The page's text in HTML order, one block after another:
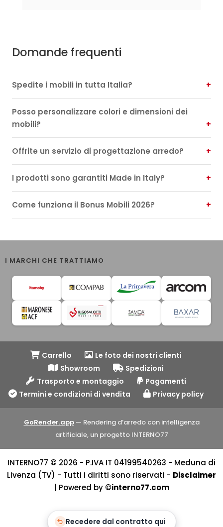
Domande frequenti
Spedite i mobili in tutta Italia?
Posso personalizzare colori e dimensioni dei
mobili?
Offrite un servizio di progettazione arredo?
I prodotti sono garantiti Made in Italy?
Come funziona il Bonus Mobili 2026?
I MARCHI CHE TRATTIAMO
Carrello
Le foto dei nostri clienti
Showroom
Spedizioni
Trasporto e montaggio
Pagamenti
Termini e condizioni di vendita
Privacy policy
GoRender.app— Rendering d’arredo con intelligenza
artificiale, un progetto INTERNO77
INTERNO77 © 2026 - P.IVA IT 04199540263 - Meduna di
Livenza (TV) - Tutti i diritti sono riservati - Disclaimer
| Powered by ©interno77.com
Recedere dal contratto qui